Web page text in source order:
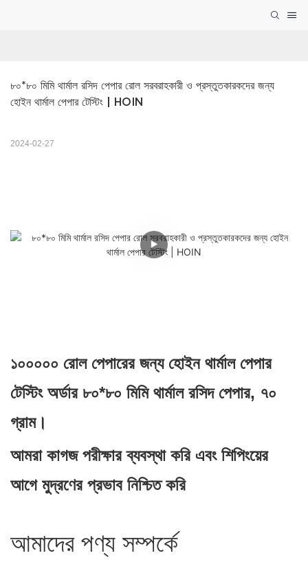
৮০*৮০ মিমি থার্মাল রসিদ পেপার রোল সরবরাহকারী ও প্রস্তুতকারকদের জন্য
হোইন থার্মাল পেপার টেস্টিং | HOIN
2024-02-27
১০০০০০ রোল পেপারের জন্য হোইন থার্মাল পেপার
টেস্টিং অর্ডার ৮০*৮০ মিমি থার্মাল রসিদ পেপার, ৭০
গ্রাম।
আমরা কাগজ পরীক্ষার ব্যবস্থা করি এবং শিপিংয়ের
আগে মুদ্রণের প্রভাব নিশ্চিত করি
আমাদের পণ্য সম্পর্কে